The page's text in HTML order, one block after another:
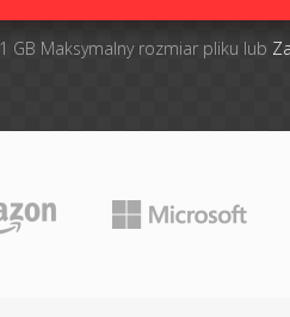
GB Maksymalny rozmiar pliku lub